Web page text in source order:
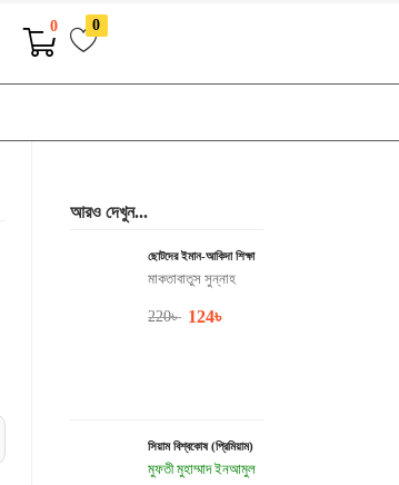
0 0
আরও দেখুন...
ছোটদের ইমান-আকিদা শিক্ষা
মাকতাবাতুস সুন্নাহ
220৳ 124৳
সিয়াম বিশ্বকোষ (প্রিমিয়াম)
মুফতী মুহাম্মাদ ইনআমুল